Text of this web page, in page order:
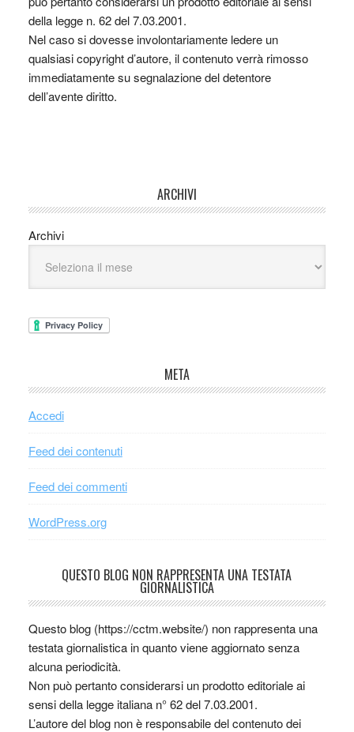
della legge n. 62 del 7.03.2001.
Nel caso si dovesse involontariamente ledere un
qualsiasi copyright d’autore, il contenuto verrà rimosso
immediatamente su segnalazione del detentore
dell’avente diritto.
ARCHIVI
Archivi
META
Accedi
Feed dei contenuti
Feed dei commenti
WordPress.org
QUESTO BLOG NON RAPPRESENTA UNA TESTATA
GIORNALISTICA
Questo blog (https://cctm.website/) non rappresenta una
testata giornalistica in quanto viene aggiornato senza
alcuna periodicità.
Non può pertanto considerarsi un prodotto editoriale ai
sensi della legge italiana n° 62 del 7.03.2001.
L’autore del blog non è responsabile del contenuto dei